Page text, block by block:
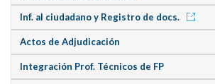
Inf. al ciudadano y Registro de docs.
Actos de Adjudicación
Integración Prof. Técnicos de FP